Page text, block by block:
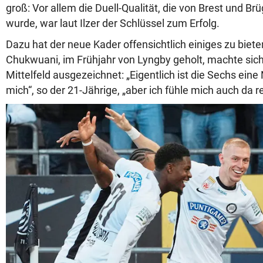
groß: Vor allem die Duell-Qualität, die von Brest und
wurde, war laut Ilzer der Schlüssel zum Erfolg.
Dazu hat der neue Kader offensichtlich einiges zu
Chukwuani, im Frühjahr von Lyngby geholt, machte
Mittelfeld ausgezeichnet: „Eigentlich ist die Sechs
mich“, so der 21-Jährige, „aber ich fühle mich auch da